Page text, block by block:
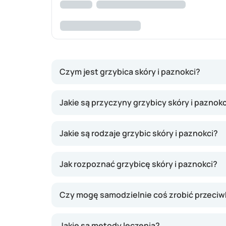
Czym jest grzybica skóry i paznokci?
Infekcje grzybicze i drożdżakowe w
drożdżakami. W takich warunkach niektóre
głowy, są zaraźliwe, inne, jak łupież pstry,
Jakie są przyczyny grzybicy skóry i
Jakie są rodzaje grzybic skóry i paznokci?
Jak rozpoznać grzybicę skóry i paznokci?
Czy mogę samodzielnie coś zrobić